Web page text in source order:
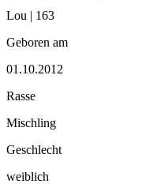
Lou | 163
Geboren am
01.10.2012
Rasse
Mischling
Geschlecht
weiblich